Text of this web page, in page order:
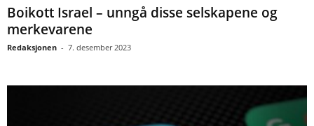
Boikott Israel – unngå disse selskapene og
merkevarene
Redaksjonen - 7. desember 2023